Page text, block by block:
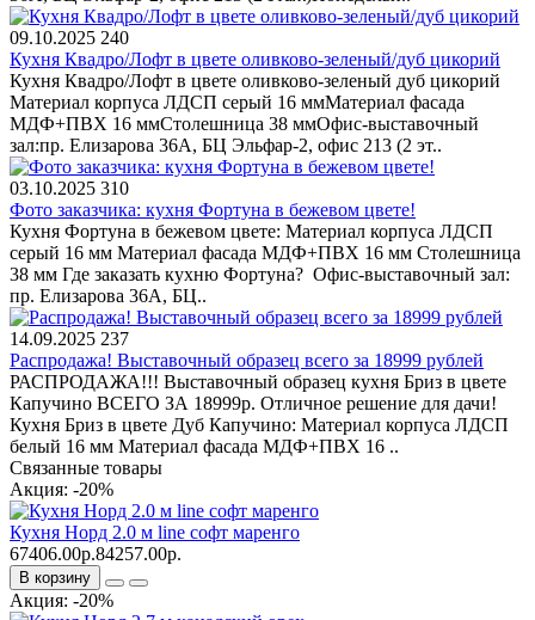
09.10.2025 240
Кухня Квадро/Лофт в цвете оливково-зеленый/дуб цикорий
Кухня Квадро/Лофт в цвете оливково-зеленый дуб цикорий
Материал корпуса ЛДСП серый 16 ммМатериал фасада
МДФ+ПВХ 16 ммСтолешница 38 ммОфис-выставочный
зал:пр. Елизарова 36А, БЦ Эльфар-2, офис 213 (2 эт..
03.10.2025 310
Фото заказчика: кухня Фортуна в бежевом цвете!
Кухня Фортуна в бежевом цвете: Материал корпуса ЛДСП
серый 16 мм Материал фасада МДФ+ПВХ 16 мм Столешница
38 мм Где заказать кухню Фортуна? Офис-выставочный зал:
пр. Елизарова 36А, БЦ..
14.09.2025 237
Распродажа! Выставочный образец всего за 18999 рублей
РАСПРОДАЖА!!! Выставочный образец кухня Бриз в цвете
Капучино ВСЕГО ЗА 18999р. Отличное решение для дачи!
Кухня Бриз в цвете Дуб Капучино: Материал корпуса ЛДСП
белый 16 мм Материал фасада МДФ+ПВХ 16 ..
Связанные товары
Акция: -20%
Кухня Норд 2.0 м line софт маренго
67406.00р.84257.00р.
В корзину
Акция: -20%